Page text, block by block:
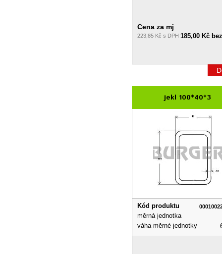
Cena za mj
223,85 Kč s DPH 185,00 Kč
jekl 100*40*3
Kód produktu
měrná jednotka
váha měrné jednotky